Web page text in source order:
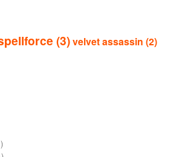
(3)velvet assassin (2)